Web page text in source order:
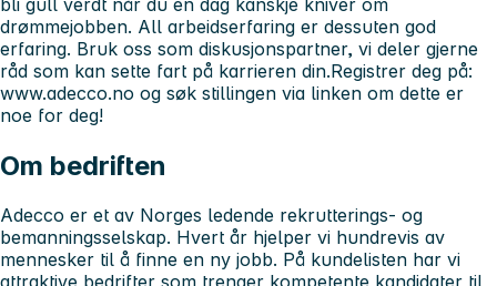
drømmejobben. All arbeidserfaring er dessuten god
erfaring. Bruk oss som diskusjonspartner, vi deler gjerne
råd som kan sette fart på karrieren din.Registrer deg på:
www.adecco.no og søk stillingen via linken om dette er
noe for deg!
Om bedriften
Adecco er et av Norges ledende rekrutterings- og
bemanningsselskap. Hvert år hjelper vi hundrevis av
mennesker til å finne en ny jobb. På kundelisten har vi
attraktive bedrifter som trenger kompetente kandidater til